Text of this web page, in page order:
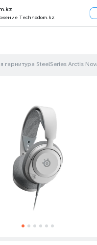
Technodom.kz
гарнитура SteelSeries Arctis